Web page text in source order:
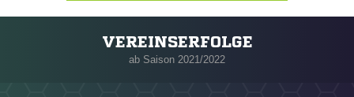
Nachricht an VfR Pfaffenweiler
VEREINSERFOLGE
ab Saison 2021/2022